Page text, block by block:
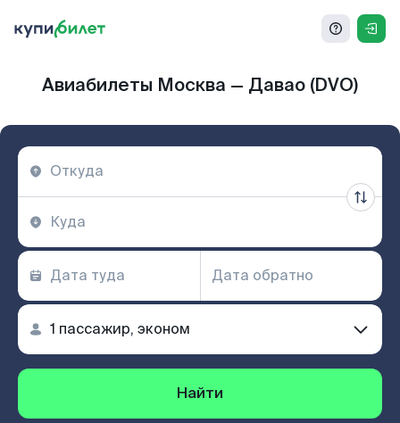
Авиабилеты Москва — Давао (DVO)
Найти